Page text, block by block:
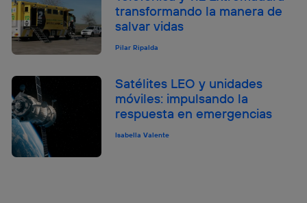
transformando la manera de
salvar vidas
Pilar Ripalda
Satélites LEO y unidades
móviles: impulsando la
respuesta en emergencias
Isabella Valente